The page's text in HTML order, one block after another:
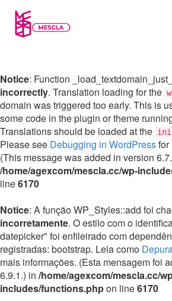
Notice: Function
incorrectly. Translation loading for the
domain was triggered too early. This is
some code in the plugin or theme
Translations should be loaded at the
Please see Debugging in WordPressfor
(This message was added in version
/home/agexcom/mescla.cc/wp-
line6170
Notice: A função WP_Styles::add foi
incorretamente. O estilo com o
datepicker" foi enfileirado com
registradas: bootstrap. Leia como
mais informações. (Esta mensagem foi
6.9.1.) in /home/agexcom/mescla.cc/
includes/functions.phpon line6170